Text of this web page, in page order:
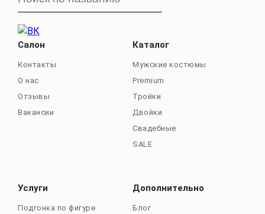
Салон
Контакты
О нас
Отзывы
Вакансии
Каталог
Мужские костюмы
Premium
Тройки
Двойки
Свадебные
SALE
Услуги
Подгонка по фигуре
Дополнительно
Блог